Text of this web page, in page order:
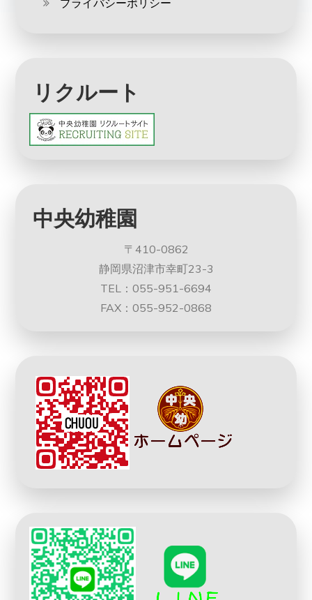
プライバシーポリシー
リクルート
中央幼稚園
〒410-0862
静岡県沼津市幸町23-3
TEL：055-951-6694
FAX：055-952-0868